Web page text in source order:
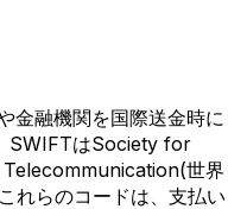
金融機関を国際送金時に
SWIFTはSociety for
世界
れらのコードは、支払い